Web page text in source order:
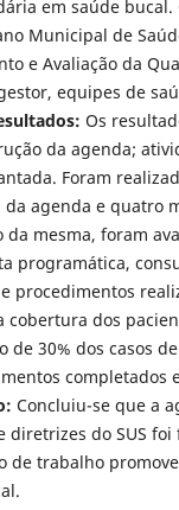
em saúde
Municipal de
e Avaliação da
equipes de
Os
da agenda;
Foram
agenda e quatro
da mesma, foram
programática,
procedimentos
cobertura dos
de 30% dos casos
completados
Concluiu-se que a
diretrizes do SUS
de trabalho